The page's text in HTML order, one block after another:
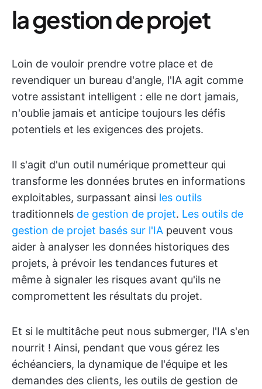
la gestion de projet
Loin de vouloir prendre votre place et de
revendiquer un bureau d'angle, l'IA agit comme
votre assistant intelligent : elle ne dort jamais,
n'oublie jamais et anticipe toujours les défis
potentiels et les exigences des projets.
Il s'agit d'un outil numérique prometteur qui
transforme les données brutes en informations
exploitables, surpassant ainsi les outils
traditionnels de gestion de projet. Les outils de
gestion de projet basés sur l'IA peuvent vous
aider à analyser les données historiques des
projets, à prévoir les tendances futures et
même à signaler les risques avant qu'ils ne
compromettent les résultats du projet.
Et si le multitâche peut nous submerger, l'IA s'en
nourrit ! Ainsi, pendant que vous gérez les
échéanciers, la dynamique de l'équipe et les
demandes des clients, les outils de gestion de